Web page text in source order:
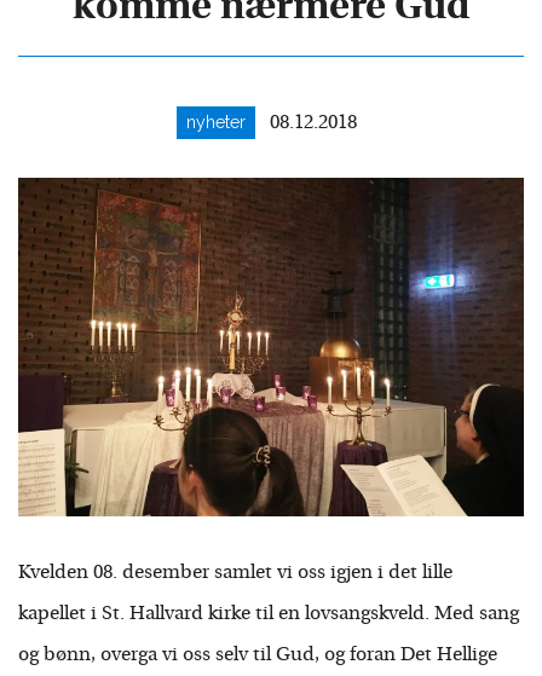
komme nærmere Gud
nyheter 08.12.2018
Kvelden 08. desember samlet vi oss igjen i det lille
kapellet i St. Hallvard kirke til en lovsangskveld. Med sang
og bønn, overga vi oss selv til Gud, og foran Det Hellige